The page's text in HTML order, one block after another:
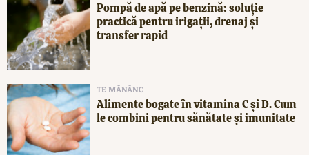
Pompă de apă pe benzină: soluție
practică pentru irigații, drenaj și
transfer rapid
TE MĂNÂNC
Alimente bogate în vitamina C și D. Cum
le combini pentru sănătate și imunitate